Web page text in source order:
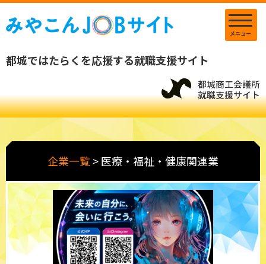
都城ではたらくを応援する就職支援サイト
メニュー
企業一覧>医療・福祉・健康関連業